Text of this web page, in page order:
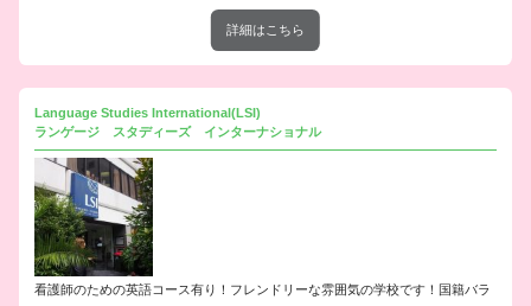
詳細はこちら
Language Studies International(LSI)
ランゲージ スタディーズ インターナショナル
看護師のための英語コース有り！フレンドリーな雰囲気の学校です！国籍バラ